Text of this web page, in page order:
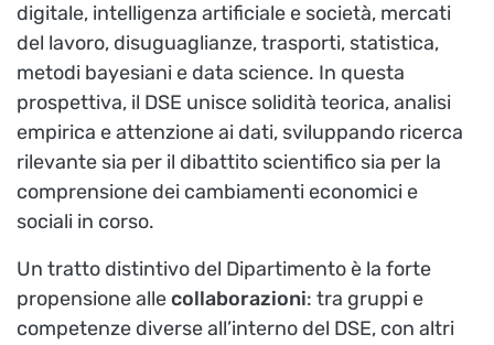
digitale, intelligenza artificiale e società, mercati
del lavoro, disuguaglianze, trasporti, statistica,
metodi bayesiani e data science. In questa
prospettiva, il DSE unisce solidità teorica, analisi
empirica e attenzione ai dati, sviluppando ricerca
rilevante sia per il dibattito scientifico sia per la
comprensione dei cambiamenti economici e
sociali in corso.
Un tratto distintivo del Dipartimento è la forte
propensione allecollaborazioni: tra gruppi e
competenze diverse all’interno del DSE, con altri